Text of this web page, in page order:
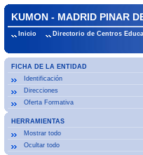
KUMON - MADRID PINAR
Inicio Directorio de Centros
FICHA DE LA ENTIDAD
Identificación
Direcciones
Oferta Formativa
HERRAMIENTAS
Mostrar todo
Ocultar todo